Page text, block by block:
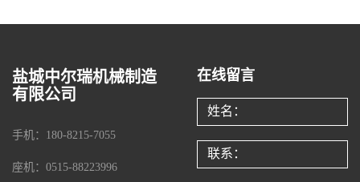
盐城中尔瑞机械制造
有限公司
手机：180-8215-7055
座机：0515-88223996
在线留言